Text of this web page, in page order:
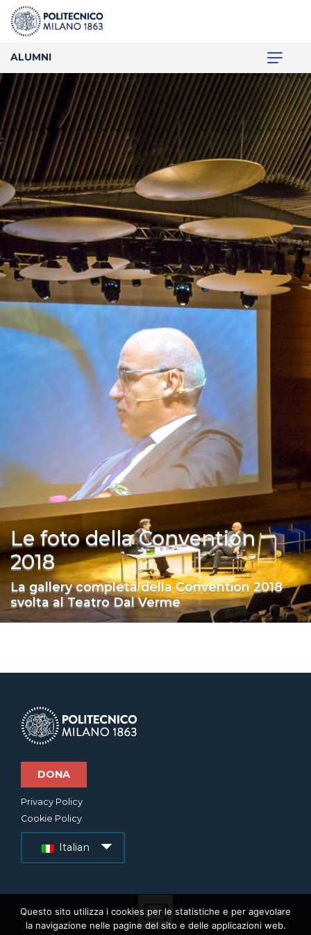
ALUMNI
Le foto della Convention
2018
La gallery completa della Convention 2018
svolta al Teatro Dal Verme
DONA
Privacy Policy
Cookie Policy
Italian
Questo sito utilizza i cookies per le statistiche e per agevolare
la navigazione nelle pagine del sito e delle applicazioni web.